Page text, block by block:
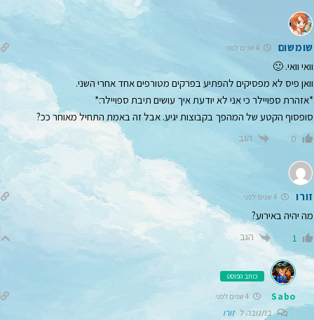
שומשום 4 שנים לפני
וואי וואי. 🙂
וואן פיס לא מפסיקים להפתיע בפרקים מטורפים אחד אחרי השני.
*אזהרת ספויילר כי אני לא יודעת איך עושים תיבת ספויילר:*
סופסוף הקטע של המהפך בקבוצות יגיע. אבל זה באמת התחיל מאוחר ככ?
0 הגב
זורו
מה יהיה באירוע?
1 הגב
כותב הפוסט
Sabo
בתגובה לזורו